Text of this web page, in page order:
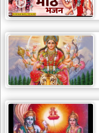
बावा
लाल
दयाल
भजन
bawa
lal
dayal
bhajans
शनि
देव
भजन
shani
dev
bhajans